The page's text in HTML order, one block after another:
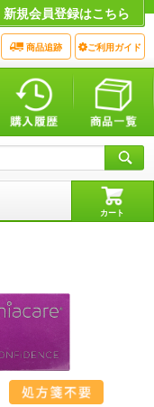
新規会員登録はこちら
商品追跡 ご利用ガイド
カート